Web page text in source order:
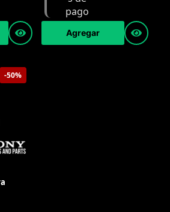
Agregar
-50%